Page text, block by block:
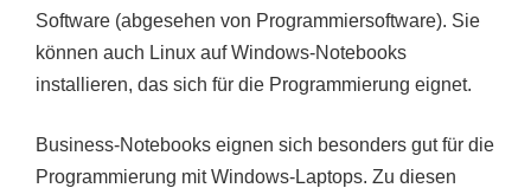
Software (abgesehen von Programmiersoftware). Sie
können auch Linux auf Windows-Notebooks
installieren, das sich für die Programmierung eignet.
Business-Notebooks eignen sich besonders gut für die
Programmierung mit Windows-Laptops. Zu diesen